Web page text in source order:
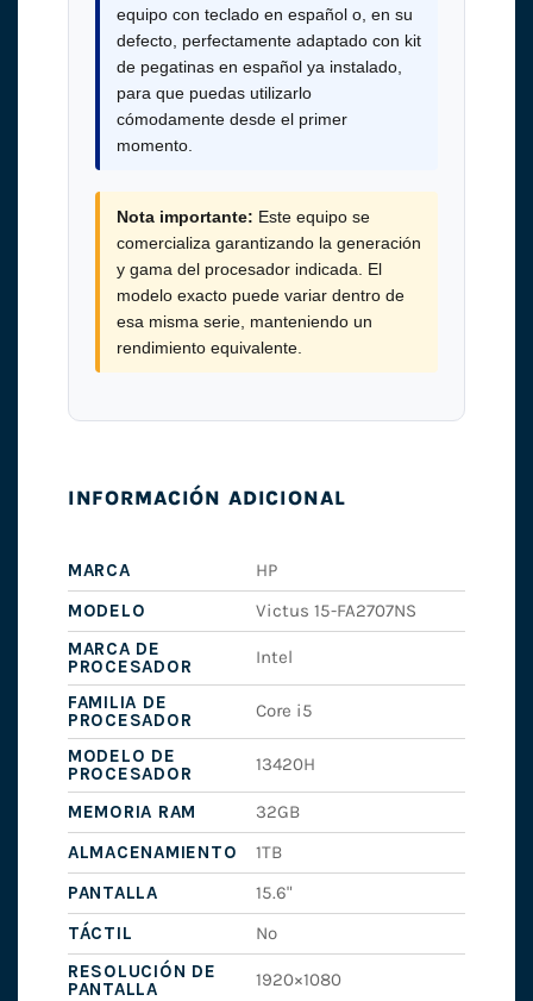
equipo con teclado en español o, en su
defecto, perfectamente adaptado con kit
de pegatinas en español ya instalado,
para que puedas utilizarlo
cómodamente desde el primer
momento.
Nota importante: Este equipo se
comercializa garantizando la generación
y gama del procesador indicada. El
modelo exacto puede variar dentro de
esa misma serie, manteniendo un
rendimiento equivalente.
INFORMACIÓN ADICIONAL
MARCA
HP
MODELO
Victus 15-FA2707NS
MARCA DE
PROCESADOR
Intel
FAMILIA DE
PROCESADOR
Core i5
MODELO DE
PROCESADOR
13420H
MEMORIA RAM
32GB
ALMACENAMIENTO
1TB
PANTALLA
15.6"
TÁCTIL
No
RESOLUCIÓN DE
PANTALLA
1920×1080